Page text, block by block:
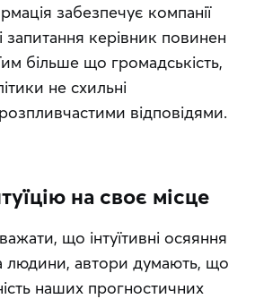
забезпечує компанії
запитання керівник повинен
більше що громадськість,
не схильні
відповідями.
на своє місце
що інтуїтивні осяяння
людини, автори думають, що
наших прогностичних